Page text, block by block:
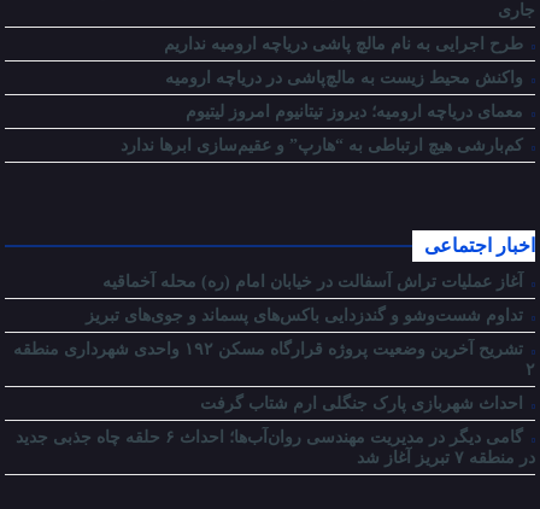
جاری
طرح اجرایی به نام مالچ پاشی دریاچه ارومیه نداریم
واکنش محیط زیست به مالچ‌پاشی در دریاچه ارومیه
معمای دریاچه ارومیه؛ دیروز تیتانیوم امروز لیتیوم
کم‌بارشی هیچ ارتباطی به “هارپ” و عقیم‌سازی ابرها ندارد
اخبار اجتماعی
آغاز عملیات تراش آسفالت در خیابان امام (ره) محله آخماقیه
تداوم شست‌وشو و گندزدایی باکس‌های پسماند و جوی‌های تبریز
تشریح آخرین وضعیت پروژه قرارگاه مسکن ۱۹۲ واحدی شهرداری منطقه
۲
احداث شهربازی پارک جنگلی ارم شتاب گرفت
گامی دیگر در مدیریت مهندسی روان‌آب‌ها؛ احداث ۶ حلقه چاه جذبی جدید
در منطقه ۷ تبریز آغاز شد